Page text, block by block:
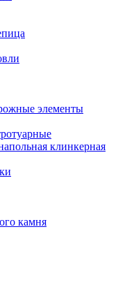
элементы
клинкерная
камня